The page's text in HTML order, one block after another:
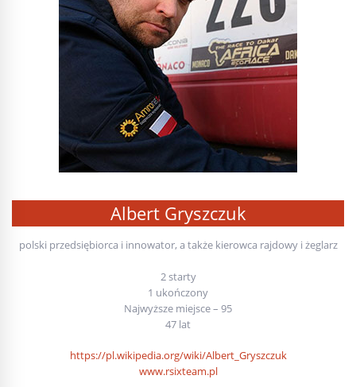
Albert Gryszczuk
polski przedsiębiorca i innowator, a także kierowca rajdowy i żeglarz
2 starty
1 ukończony
Najwyższe miejsce – 95
47 lat
https://pl.wikipedia.org/wiki/Albert_Gryszczuk
www.rsixteam.pl